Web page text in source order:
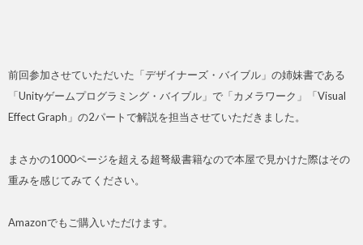
前回参加させていただいた「デザイナーズ・バイブル」の姉妹書である
「Unityゲームプログラミング・バイブル」で「カメラワーク」「Visual
Effect Graph」の2パートで解説を担当させていただきました。
まさかの1000ページを超える超弩級書籍なので本屋で見かけた際はその
重みを感じてみてください。
Amazonでもご購入いただけます。